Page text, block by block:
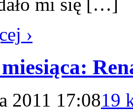
›
2011 17:0819